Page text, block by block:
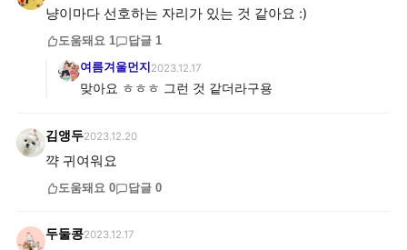
냥이마다 선호하는 자리가 있는 것 같아요 :)
도움돼요 1 답글 1
여름겨울먼지 2023.12.17
맞아요 ㅎㅎㅎ 그런 것 같더라구용
김앵두2023.12.20
꺅 귀여워요
도움돼요 0 답글 0
두둘콩2023.12.17